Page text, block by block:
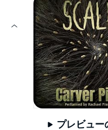
プレビュー